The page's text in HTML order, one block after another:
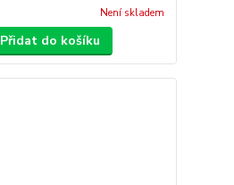
Není skladem
Přidat do košíku